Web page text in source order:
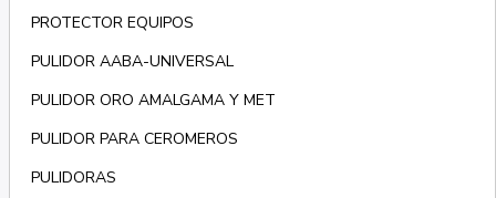
PROTECTOR EQUIPOS
PULIDOR AABA-UNIVERSAL
PULIDOR ORO AMALGAMA Y MET
PULIDOR PARA CEROMEROS
PULIDORAS